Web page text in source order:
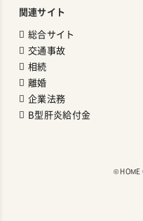
関連サイト
総合サイト
交通事故
相続
離婚
企業法務
B型肝炎給付金
©︎ HOME